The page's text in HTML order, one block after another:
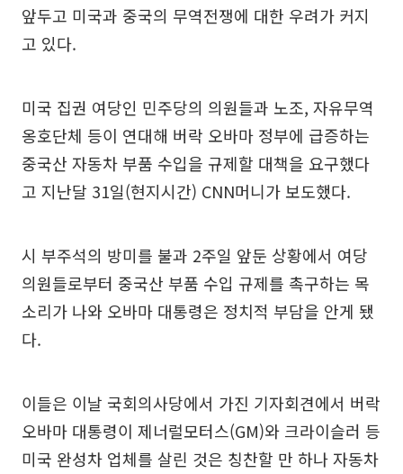
앞두고 미국과 중국의 무역전쟁에 대한 우려가 커지
고 있다.
미국 집권 여당인 민주당의 의원들과 노조, 자유무역
옹호단체 등이 연대해 버락 오바마 정부에 급증하는
중국산 자동차 부품 수입을 규제할 대책을 요구했다
고 지난달 31일(현지시간) CNN머니가 보도했다.
시 부주석의 방미를 불과 2주일 앞둔 상황에서 여당
의원들로부터 중국산 부품 수입 규제를 촉구하는 목
소리가 나와 오바마 대통령은 정치적 부담을 안게 됐
다.
이들은 이날 국회의사당에서 가진 기자회견에서 버락
오바마 대통령이 제너럴모터스(GM)와 크라이슬러 등
미국 완성차 업체를 살린 것은 칭찬할 만 하나 자동차